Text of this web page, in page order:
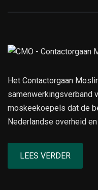
Het Contactorgaan
samenwerkingsverband
moskeekoepels dat de
Nederlandse overheid
LEES VERDER